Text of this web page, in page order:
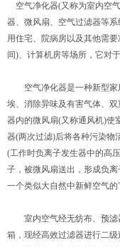
空气净化器(又称为室内空
器、微风扇、空气过滤器等
用住宅、院病房以及其他需
间)、计算机房等场所，它对
空气净化器是一种新型家
埃、消除异味及有害气体、
器内的微风扇(又称通风机)使
器(两次过滤)后将各种污染物
(工作时负离子发生器中的高
子，被微风扇送出，形成负
一个类似大自然中新鲜空气的
室内空气经无纺布、预滤
箱，现经高效过滤器进行二